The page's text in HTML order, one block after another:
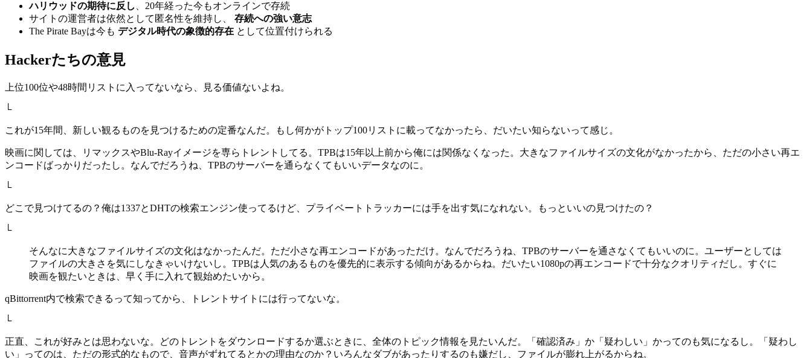
ハリウッドの期待に反し
、20年経った今もオンラインで存続
サイトの運営者は依然として匿名性を維持し、 存続への強い意志
The Pirate Bayは今も デジタル時代の象徴的存在 として位置付けられる
Hackerたちの意見
上位100位や48時間リストに入ってないなら、見る価値ないよね。
└
これが15年間、新しい観るものを見つけるための定番なんだ。もし何かがトップ100リストに載ってなかったら、だいたい知らないって感じ。
映画に関しては、リマックスやBlu-Rayイメージを専らトレントしてる。TPBは15年以上前から俺には関係なくなった。大きなファイルサイズの文化がなかったから、ただの小さい再エ
ンコードばっかりだったし。なんでだろうね、TPBのサーバーを通らなくてもいいデータなのに。
└
どこで見つけてるの？俺は1337とDHTの検索エンジン使ってるけど、プライベートトラッカーには手を出す気になれない。もっといいの見つけたの？
└
そんなに大きなファイルサイズの文化はなかったんだ。ただ小さな再エンコードがあっただけ。なんでだろうね、TPBのサーバーを通さなくてもいいのに。ユーザーとしては
ファイルの大きさを気にしなきゃいけないし。TPBは人気のあるものを優先的に表示する傾向があるからね。だいたい1080pの再エンコードで十分なクオリティだし。すぐに
映画を観たいときは、早く手に入れて観始めたいから。
qBittorrent内で検索できるって知ってから、トレントサイトには行ってないな。
└
正直、これが好みとは思わないな。どのトレントをダウンロードするか選ぶときに、全体のトピック情報を見たいんだ。「確認済み」か「疑わしい」かってのも気になるし。「疑わし
い」ってのは、ただの形式的なもので、音声がずれてるとかの理由なのか？いろんなダブがあったりするのも嫌だし、ファイルが膨れ上がるからね。